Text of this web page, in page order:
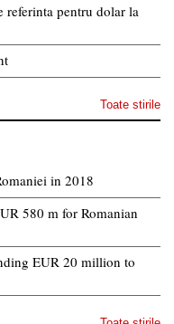
referinta pentru dolar la
Toate stirile
in 2018
580 m for Romanian
EUR 20 million to